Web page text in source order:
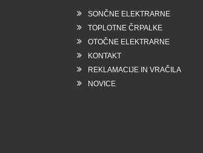
SONČNE ELEKTRARNE
TOPLOTNE ČRPALKE
OTOČNE ELEKTRARNE
KONTAKT
REKLAMACIJE IN VRAČILA
NOVICE